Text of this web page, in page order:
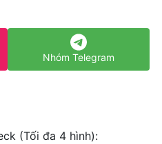
Nhóm Telegram
(Tối đa 4 hình):